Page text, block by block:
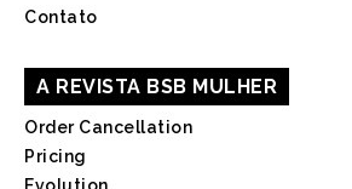
Contato
A REVISTA BSB MULHER
Order Cancellation
Pricing